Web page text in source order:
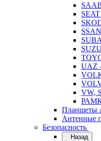
UAZ
VW,
Планшеты
Антенные
Безопасность
Назад